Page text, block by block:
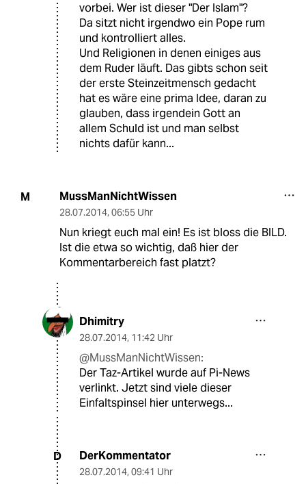
vorbei. Wer ist dieser "Der Islam"?
Da sitzt nicht irgendwo ein Pope rum
und kontrolliert alles.
Und Religionen in denen einiges aus
dem Ruder läuft. Das gibts schon seit
der erste Steinzeitmensch gedacht
hat es wäre eine prima Idee, daran zu
glauben, dass irgendein Gott an
allem Schuld ist und man selbst
nichts dafür kann...
M MussManNichtWissen
28.07.2014, 06:55 Uhr
Nun kriegt euch mal ein! Es ist bloss die BILD.
Ist die etwa so wichtig, daß hier der
Kommentarbereich fast platzt?
Dhimitry
28.07.2014, 11:42 Uhr
@MussManNichtWissen:
Der Taz-Artikel wurde auf Pi-News
verlinkt. Jetzt sind viele dieser
Einfaltspinsel hier unterwegs...
D DerKommentator
28.07.2014, 09:41 Uhr